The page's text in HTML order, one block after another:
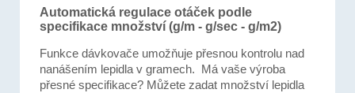
Automatická regulace otáček podle
specifikace množství (g/m - g/sec - g/m2)
Funkce dávkovače umožňuje přesnou kontrolu nad
nanášením lepidla v gramech. Má vaše výroba
přesné specifikace? Můžete zadat množství lepidla